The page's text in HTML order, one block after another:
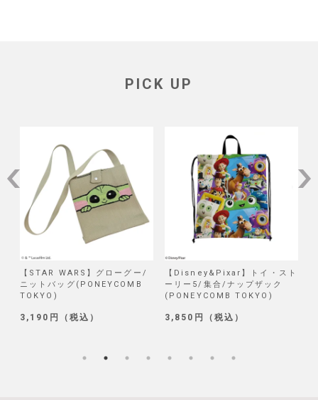
PICK UP
【STAR WARS】グローグー/
ニットバッグ(PONEYCOMB
TOKYO)
3,190円（税込）
【Disney&Pixar】トイ・スト
ーリー5/集合/ナップザック
(PONEYCOMB TOKYO)
3,850円（税込）